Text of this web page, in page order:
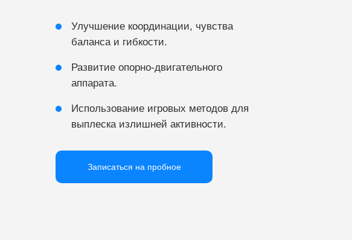
Улучшение координации, чувства
баланса и гибкости.
Развитие опорно-двигательного
аппарата.
Записаться на пробное
Использование игровых методов для
выплеска излишней активности.